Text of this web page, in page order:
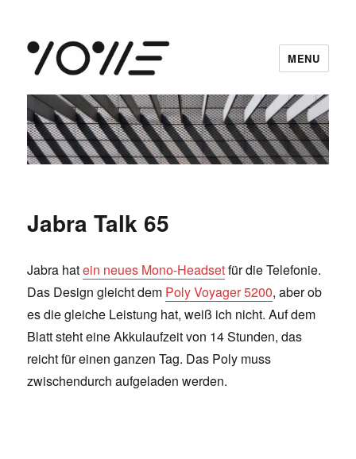
vowe dot net
MENU
Jabra Talk 65
Jabra hatein neues Mono-Headsetfür die Telefonie.
Das Design gleicht dem Poly Voyager 5200, aber ob
es die gleiche Leistung hat, weiß ich nicht. Auf dem
Blatt steht eine Akkulaufzeit von 14 Stunden, das
reicht für einen ganzen Tag. Das Poly muss
zwischendurch aufgeladen werden.